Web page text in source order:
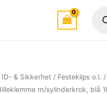
ID- & Sikkerhet / Festeklips o.l. /
m/sylinderkrok, blå